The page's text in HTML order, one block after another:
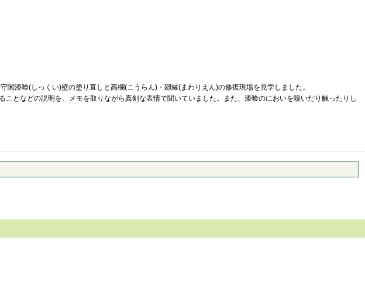
漆喰(しっくい)壁の塗り直しと高欄(こうらん)・廻縁(まわりえん)の修復現場を見学しました。
となどの説明を、メモを取りながら真剣な表情で聞いていました。また、漆喰のにおいを嗅いだり触ったりし